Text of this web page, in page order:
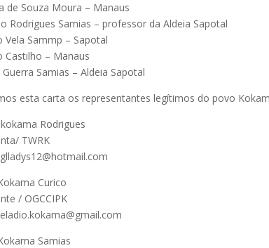
de Souza Moura – Manaus
Rodrigues Samias – professor da Aldeia Sapotal
Vela Sammp – Sapotal
Castilho – Manaus
Samias – Aldeia Sapotal
esta carta os representantes legítimos do povo
Rodrigues
TWRK
Curico
/ OGCCIPK
Samias